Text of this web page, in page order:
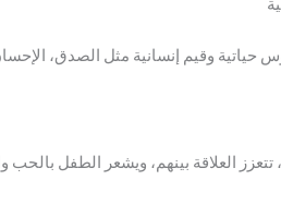
وقيم إنسانية مثل الصدق،
تتعزز العلاقة بينهم، ويشعر الطفل